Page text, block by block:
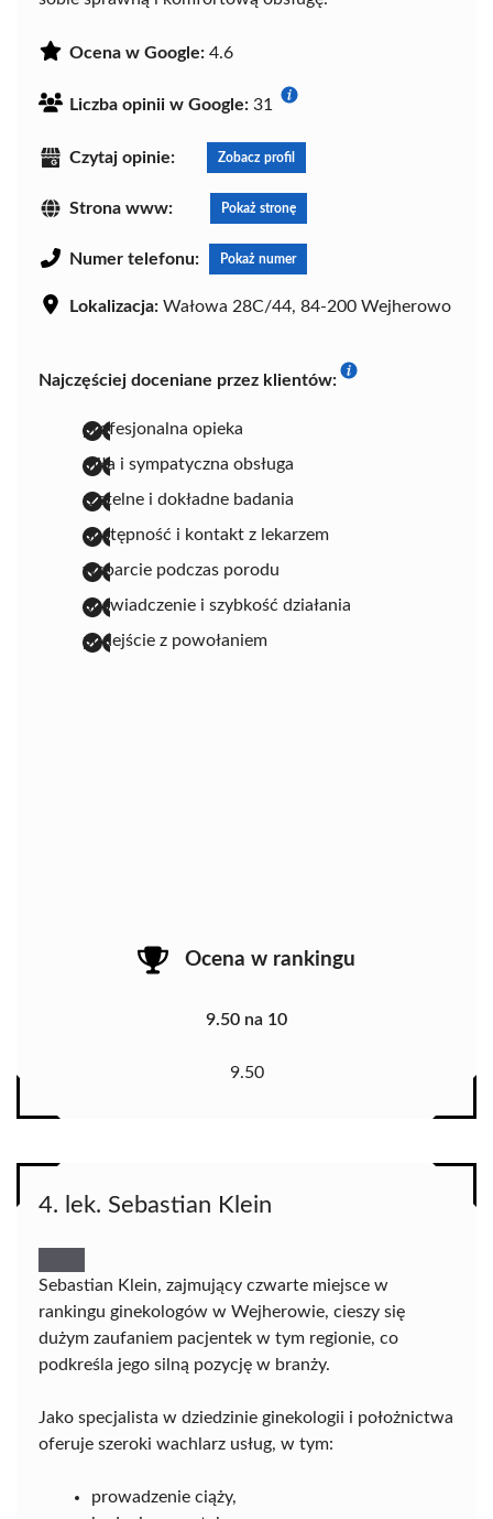
Ocena w Google: 4.6
Liczba opinii w Google: 31
Czytaj opinie: Zobacz profil
Strona www: Pokaż stronę
Numer telefonu: Pokaż numer
Lokalizacja: Wałowa 28C/44, 84-200 Wejherowo
Najczęściej doceniane przez klientów:
profesjonalna opieka
miła i sympatyczna obsługa
rzetelne i dokładne badania
dostępność i kontakt z lekarzem
wsparcie podczas porodu
doświadczenie i szybkość działania
podejście z powołaniem
Ocena w rankingu
9.50 na 10
9.50
4. lek. Sebastian Klein
Sebastian Klein, zajmujący czwarte miejsce w
rankingu ginekologów w Wejherowie, cieszy się
dużym zaufaniem pacjentek w tym regionie, co
podkreśla jego silną pozycję w branży.
Jako specjalista w dziedzinie ginekologii i położnictwa
oferuje szeroki wachlarz usług, w tym:
prowadzenie ciąży,